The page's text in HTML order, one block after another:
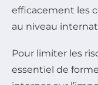
efficacement les
au niveau
Pour limiter les
essentiel de